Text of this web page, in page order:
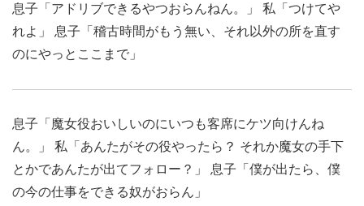
息子「アドリブできるやつおらんねん。」 私「つけてや
れよ」 息子「稽古時間がもう無い、それ以外の所を直す
のにやっとここまで」
息子「魔女役おいしいのにいつも客席にケツ向けんね
ん。」 私「あんたがその役やったら？ それか魔女の手下
とかであんたが出てフォロー？」
息子 「僕が出たら、僕
の今の仕事をできる奴がおらん」